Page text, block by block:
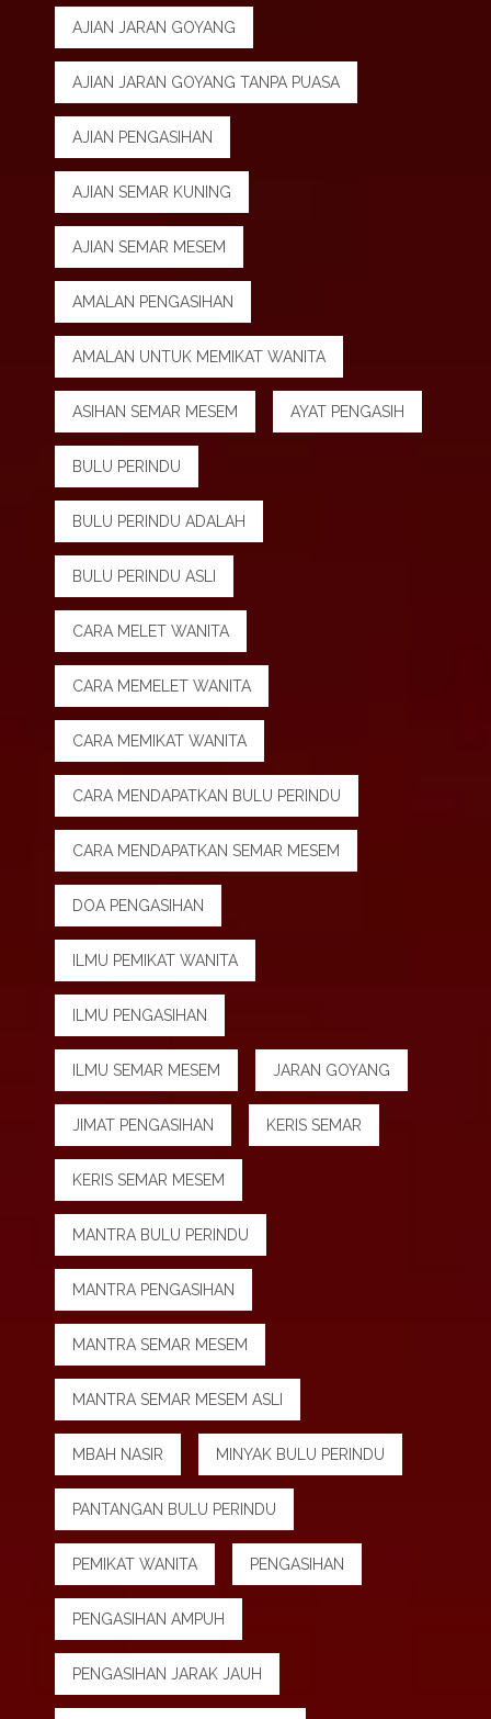
AJIAN JARAN GOYANG
AJIAN JARAN GOYANG TANPA PUASA
AJIAN PENGASIHAN
AJIAN SEMAR KUNING
AJIAN SEMAR MESEM
AMALAN PENGASIHAN
AMALAN UNTUK MEMIKAT WANITA
ASIHAN SEMAR MESEM AYAT PENGASIH
BULU PERINDU
BULU PERINDU ADALAH
BULU PERINDU ASLI
CARA MELET WANITA
CARA MEMELET WANITA
CARA MEMIKAT WANITA
CARA MENDAPATKAN BULU PERINDU
CARA MENDAPATKAN SEMAR MESEM
DOA PENGASIHAN
ILMU PEMIKAT WANITA
ILMU PENGASIHAN
ILMU SEMAR MESEM JARAN GOYANG
JIMAT PENGASIHAN KERIS SEMAR
KERIS SEMAR MESEM
MANTRA BULU PERINDU
MANTRA PENGASIHAN
MANTRA SEMAR MESEM
MANTRA SEMAR MESEM ASLI
MBAH NASIR MINYAK BULU PERINDU
PANTANGAN BULU PERINDU
PEMIKAT WANITA PENGASIHAN
PENGASIHAN AMPUH
PENGASIHAN JARAK JAUH